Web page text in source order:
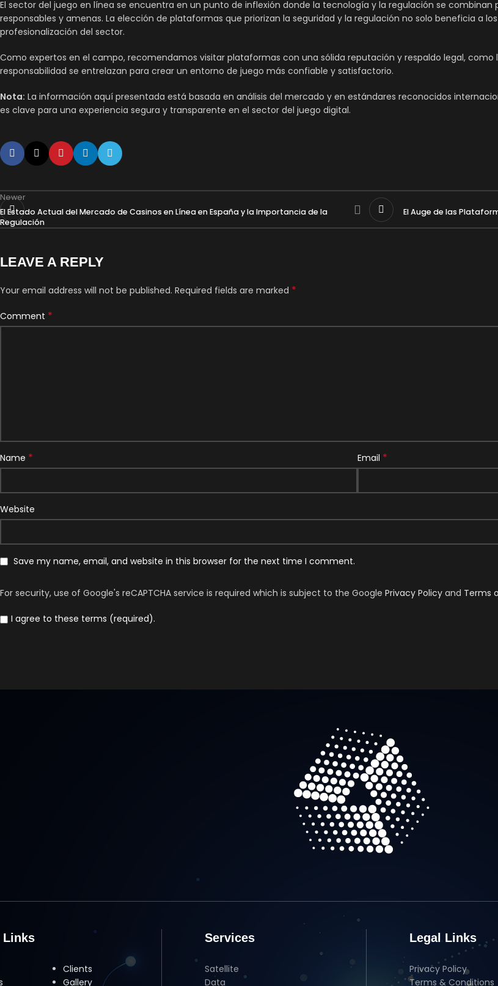
El sector del juego en línea se encuentra en un punto de inflexión donde la tecnología y la regulación se combinan
responsables y amenas. La elección de plataformas que priorizan la seguridad y la regulación no solo beneficia a
profesionalización del sector.
Como expertos en el campo, recomendamos visitar plataformas con una sólida reputación y respaldo legal, como
responsabilidad se entrelazan para crear un entorno de juego más confiable y satisfactorio.
Nota: La información aquí presentada está basada en análisis del mercado y en estándares reconocidos
es clave para una experiencia segura y transparente en el sector del juego digital.
Newer
El Estado Actual del Mercado de Casinos en Línea en España y la Importancia de la
Regulación
El Auge de las
LEAVE A REPLY
Your email address will not be published. Required fields are marked *
Comment *
Name * Email *
Website
Save my name, email, and website in this browser for the next time I comment.
For security, use of Google's reCAPTCHA service is required which is subject to the Google Privacy Policy and Terms
I agree to these terms (required).
Links
Clients
Gallery
Services
Satellite
Data
Legal Links
Privacy Policy
Terms & Conditions